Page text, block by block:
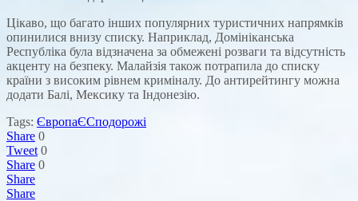
Цікаво, що багато інших популярних туристичних напрямків
опинилися внизу списку. Наприклад, Домініканська
Республіка була відзначена за обмежені розваги та відсутність
акценту на безпеку. Малайзія також потрапила до списку
країни з високим рівнем криміналу. До антирейтингу можна
додати Балі, Мексику та Індонезію.
Tags: ЄвропаЄСподорожі
Share 0
Tweet 0
Share 0
Share
Share